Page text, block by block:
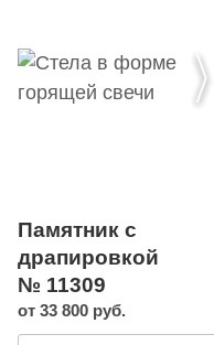
Памятник с
драпировкой
№ 11309
от 33 800 руб.